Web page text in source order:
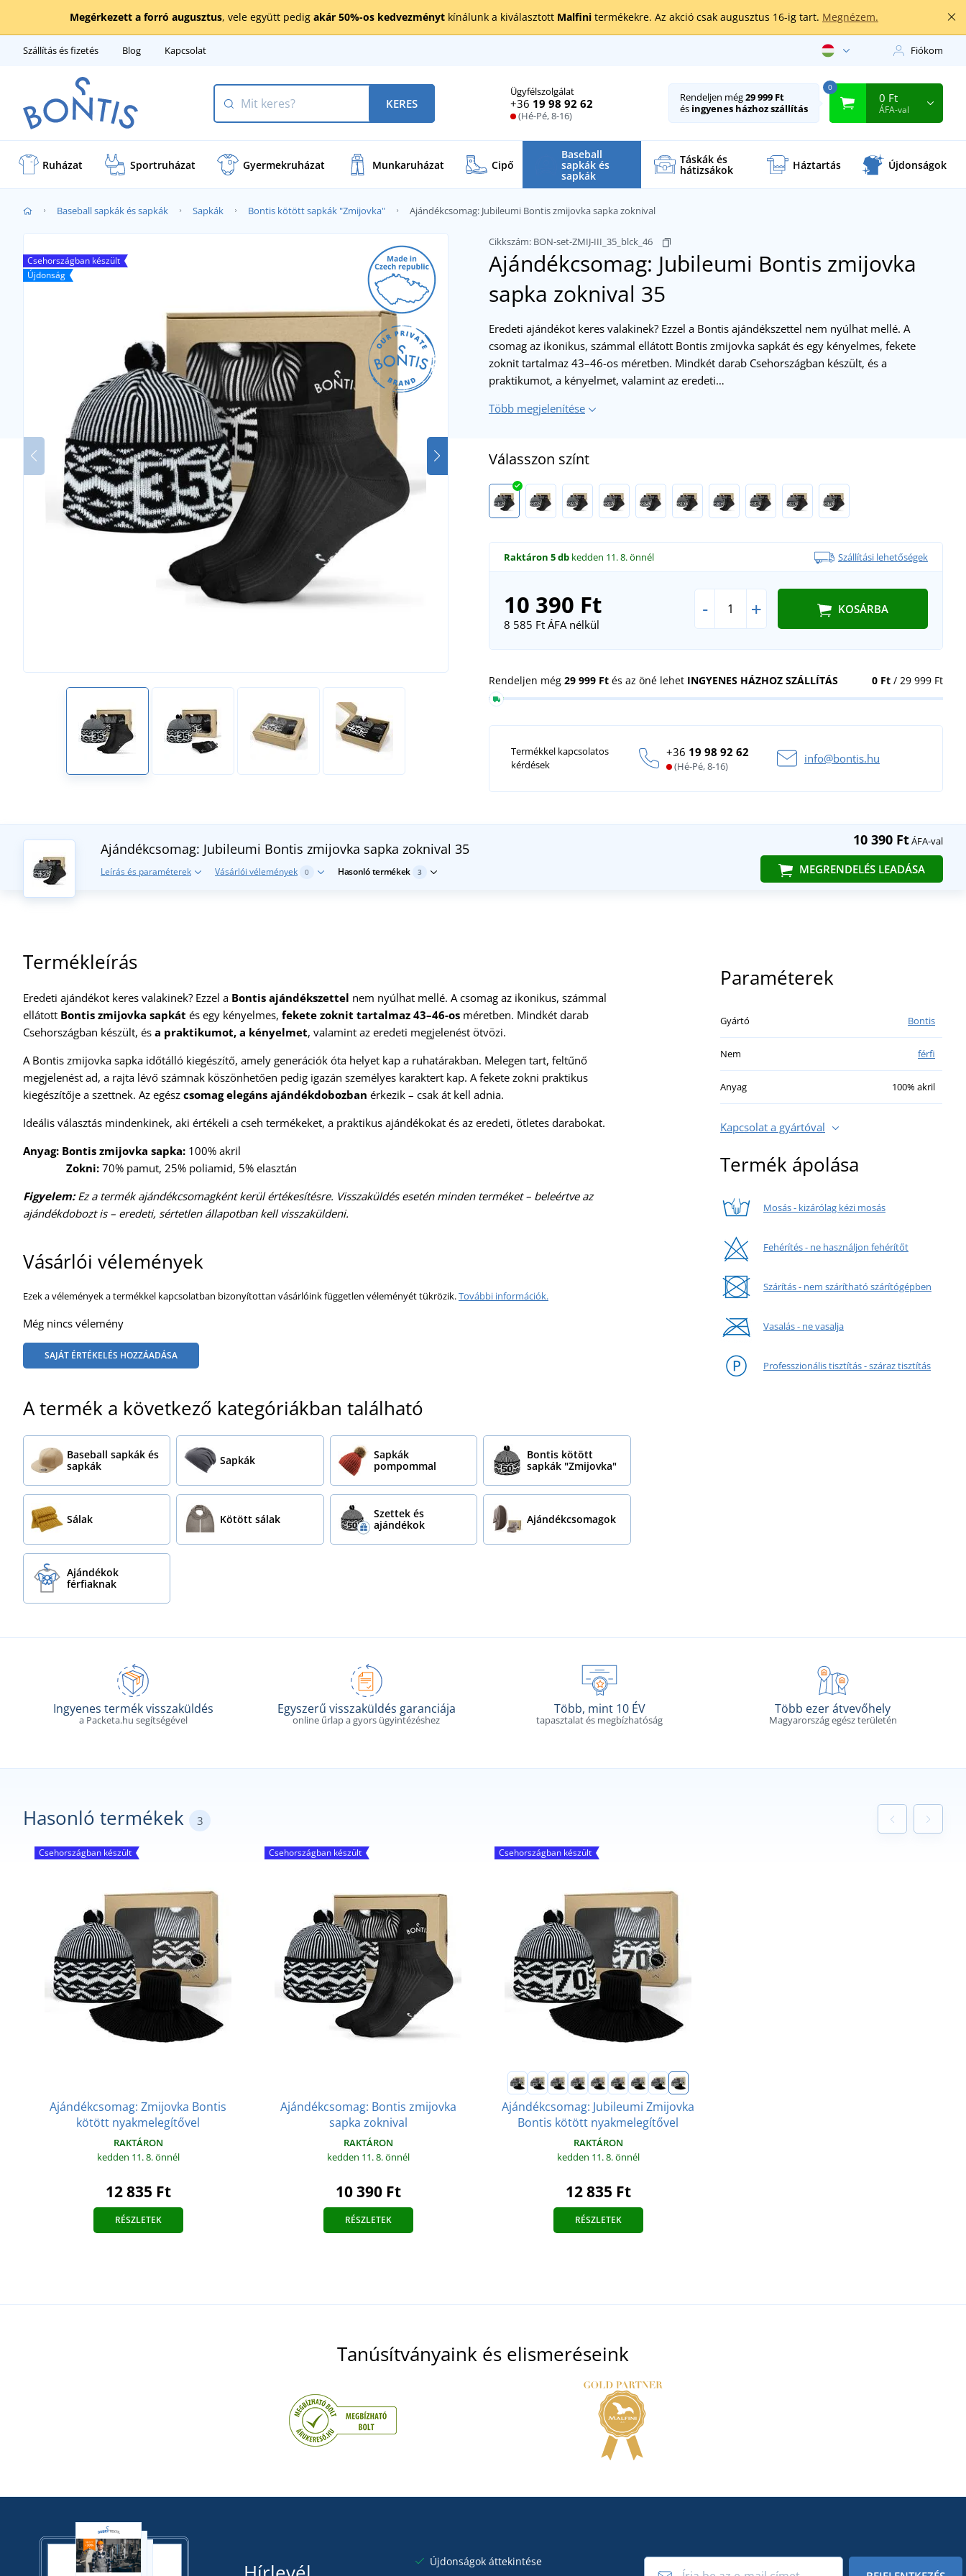
Megérkezett a forró augusztus, vele együtt pedig akár 50%-os kedvezményt kínálunk a kiválasztott Malfini termékekre. Az akció csak augusztus 16-ig tart. Megnézem.
Szállítás és fizetés Blog Kapcsolat Fiókom
Ügyfélszolgálat
+36 19 98 92 62
(Hé-Pé, 8-16)
KERES Rendeljen még29 999 Ft
és ingyenes házhoz szállítás
0
0 Ft
ÁFA-val
Ruházat Sportruházat Gyermekruházat Munkaruházat Cipő
Baseball
sapkák és
sapkák
Táskák és
hátizsákok Háztartás Újdonságok
Baseball sapkák és sapkák Sapkák Bontis kötött sapkák "Zmijovka" Ajándékcsomag: Jubileumi Bontis zmijovka sapka zoknival
Cikkszám: BON-set-ZMIJ-III_35_blck_46
Ajándékcsomag: Jubileumi Bontis zmijovka
sapka zoknival 35
Csehországban készült
Újdonság
Eredeti ajándékot keres valakinek? Ezzel a Bontis ajándékszettel nem nyúlhat mellé. A
csomag az ikonikus, számmal ellátott Bontis zmijovka sapkát és egy kényelmes, fekete
zoknit tartalmaz 43–46-os méretben. Mindkét darab Csehországban készült, és a
praktikumot, a kényelmet, valamint az eredeti…
Több megjelenítése
Válasszon színt
Raktáron 5 db kedden 11. 8.önnél Szállítási lehetőségek
10 390 Ft
8 585 FtÁFA nélkül
- + KOSÁRBA
0 Ft/ 29 999 Ft
Rendeljen még 29 999 Ft és az öné lehet INGYENES HÁZHOZ SZÁLLÍTÁS
Termékkel kapcsolatos
kérdések
+36 19 98 92 62
(Hé-Pé, 8-16)
info@bontis.hu
10 390 FtÁFA-val
MEGRENDELÉS LEADÁSA
Ajándékcsomag: Jubileumi Bontis zmijovka sapka zoknival 35
Leírás és paraméterek Vásárlói vélemények 0 Hasonló termékek 3
Termékleírás
Eredeti ajándékot keres valakinek? Ezzel a Bontis ajándékszettel nem nyúlhat mellé. A csomag az ikonikus, számmal
ellátott Bontis zmijovka sapkát és egy kényelmes, fekete zoknit tartalmaz 43–46-os méretben. Mindkét darab
Csehországban készült, és a praktikumot, a kényelmet, valamint az eredeti megjelenést ötvözi.
A Bontis zmijovka sapka időtálló kiegészítő, amely generációk óta helyet kap a ruhatárakban. Melegen tart, feltűnő
megjelenést ad, a rajta lévő számnak köszönhetően pedig igazán személyes karaktert kap. A fekete zokni praktikus
kiegészítője a szettnek. Az egész csomag elegáns ajándékdobozban érkezik – csak át kell adnia.
Ideális választás mindenkinek, aki értékeli a cseh termékeket, a praktikus ajándékokat és az eredeti, ötletes darabokat.
Anyag: Bontis zmijovka sapka: 100% akril
Zokni: 70% pamut, 25% poliamid, 5% elasztán
Figyelem:Ez a termék ajándékcsomagként kerül értékesítésre. Visszaküldés esetén minden terméket – beleértve az
ajándékdobozt is – eredeti, sértetlen állapotban kell visszaküldeni.
Vásárlói vélemények
Ezek a vélemények a termékkel kapcsolatban bizonyítottan vásárlóink független véleményét tükrözik.További információk.
Még nincs vélemény
SAJÁT ÉRTÉKELÉS HOZZÁADÁSA
A termék a következő kategóriákban található
Baseball sapkák és
sapkák
Sapkák
Sapkák
pompommal
Bontis kötött
sapkák "Zmijovka"
Sálak Kötött sálak
Szettek és
ajándékok
Ajándékcsomagok
Ajándékok
férfiaknak
Paraméterek
Gyártó Bontis
Nem férfi
Anyag 100% akril
Kapcsolat a gyártóval
Termék ápolása
Mosás - kizárólag kézi mosás
Fehérítés - ne használjon fehérítőt
Szárítás - nem szárítható szárítógépben
Vasalás - ne vasalja
Professzionális tisztítás - száraz tisztítás
Ingyenes termék visszaküldés
a Packeta.hu segítségével
Egyszerű visszaküldés garanciája
online űrlap a gyors ügyintézéshez
Több, mint 10 ÉV
tapasztalat és megbízhatóság
Több ezer átvevőhely
Magyarország egész területén
Hasonló termékek 3
Csehországban készült
Ajándékcsomag: Zmijovka Bontis
kötött nyakmelegítővel
RAKTÁRON
kedden 11. 8.önnél
12 835 Ft
RÉSZLETEK
Csehországban készült
Ajándékcsomag: Bontis zmijovka
sapka zoknival
RAKTÁRON
kedden 11. 8.önnél
10 390 Ft
RÉSZLETEK
Csehországban készült
Ajándékcsomag: Jubileumi Zmijovka
Bontis kötött nyakmelegítővel
RAKTÁRON
kedden 11. 8.önnél
12 835 Ft
RÉSZLETEK
Tanúsítványaink és elismeréseink
Újdonságok áttekintése